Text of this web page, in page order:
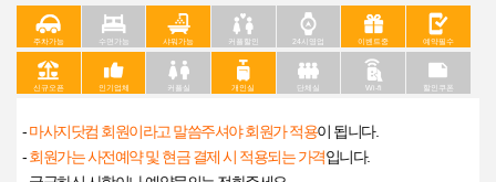
주차가능 수면가능 샤워가능 커플할인 24시영업 이벤트중 예약필수
신규오픈 인기업체 커플실 개인실 단체실 Wi-fi 할인쿠폰
-마사지닷컴 회원이라고 말씀주셔야 회원가 적용이 됩니다.
-회원가는 사전예약 및 현금 결제 시 적용되는 가격입니다.